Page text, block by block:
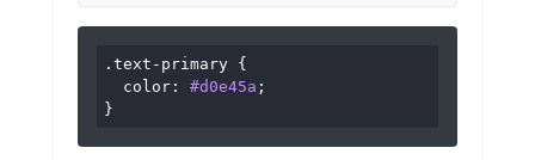
.text-primary {
color : #d0e45a ;
}